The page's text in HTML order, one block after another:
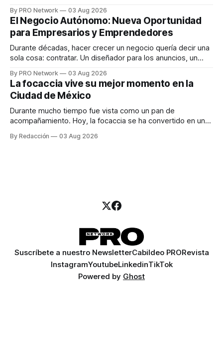
INTERIUS, el problema suele estar en otro lugar. Durante
una entrevista para el podcast SER PRO, el especialista en
marketing digital explicó que
By PRO Network 03 Aug 2026
El Negocio Autónomo: Nueva Oportunidad
para Empresarios y Emprendedores
Durante décadas, hacer crecer un negocio quería decir una
sola cosa: contratar. Un diseñador para los anuncios, un
para los textos, alguien que supiera de publicidad digital
para encontrar prospectos, un vendedor para atender
llamadas y mensajes, y —con suerte— una persona
By PRO Network 03 Aug 2026
La focaccia vive su mejor momento en la
Ciudad de México
Durante mucho tiempo fue vista como un pan de
acompañamiento. Hoy, la focaccia se ha convertido en uno
artesanal, ingredientes de calidad y experiencias que
By Redacción 03 Aug 2026
Suscríbete a nuestro NewsletterCabildeo PRORevista
InstagramYoutubeLinkedinTikTok
Powered by Ghost